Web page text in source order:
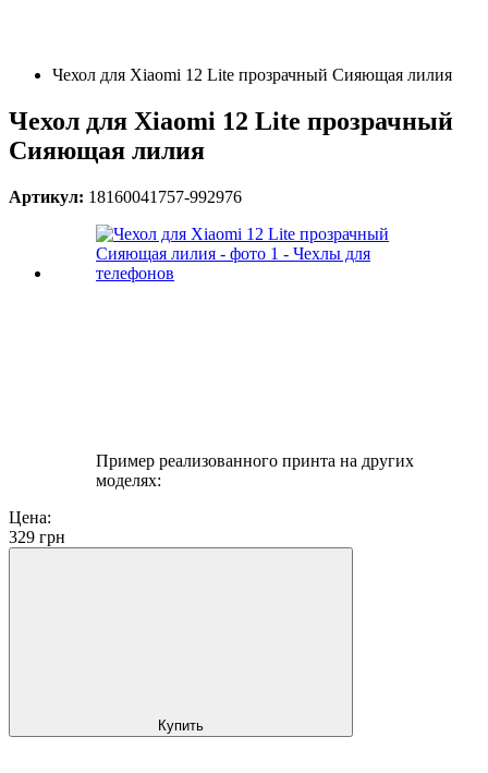
Чехол для Xiaomi 12 Lite прозрачный Сияющая лилия
Чехол для Xiaomi 12 Lite прозрачный
Сияющая лилия
Артикул: 18160041757-992976
Пример реализованного принта на других
моделях:
Цена:
329 грн
Купить